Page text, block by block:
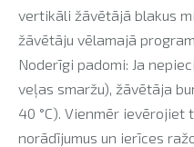
vertikāli žāvētājā blakus
žāvētāju vēlamajā
Noderīgi padomi: Ja
veļas smaržu), žāvētāja
40 °C). Vienmēr
norādījumus un ierīces